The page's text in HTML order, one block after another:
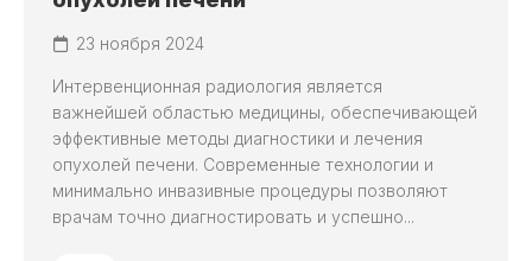
23 ноября 2024
Интервенционная радиология является
важнейшей областью медицины, обеспечивающей
эффективные методы диагностики и лечения
опухолей печени. Современные технологии и
минимально инвазивные процедуры позволяют
врачам точно диагностировать и успешно...